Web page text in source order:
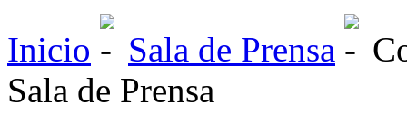
Inicio
Sala de Prensa
Sala de Prensa